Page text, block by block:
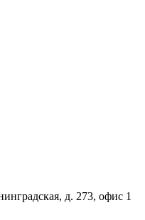
д. 273, офис 1